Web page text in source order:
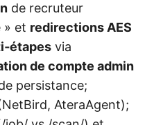
de recruteur
» et redirections AES
via
de compte admin
persistance;
AteraAgent);